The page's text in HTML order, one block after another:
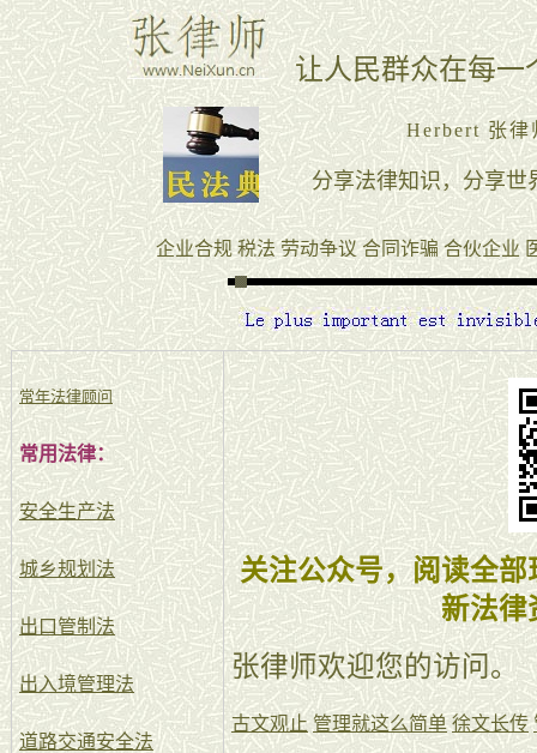
常年法律顾问
常用法律：
安全生产法
城乡规划法
出口管制法
出入境管理法
道路交通安全法
关注公众号，阅读全
新法律
张律师欢迎您的访问。
古文观止 管理就这么简单 徐文长传